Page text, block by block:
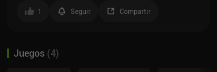
1 Seguir Compartir
Juegos (4)